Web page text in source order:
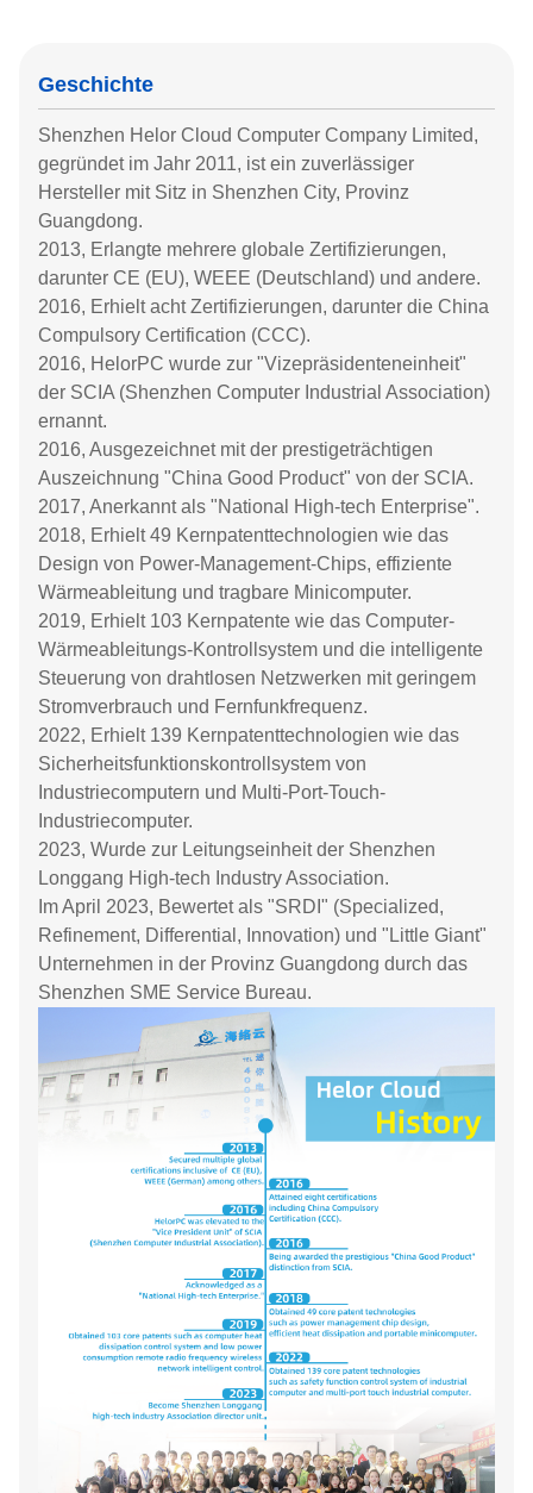
Geschichte
Shenzhen Helor Cloud Computer Company Limited,
gegründet im Jahr 2011, ist ein zuverlässiger
Hersteller mit Sitz in Shenzhen City, Provinz
Guangdong.
2013, Erlangte mehrere globale Zertifizierungen,
darunter CE (EU), WEEE (Deutschland) und andere.
2016, Erhielt acht Zertifizierungen, darunter die China
Compulsory Certification (CCC).
2016, HelorPC wurde zur "Vizepräsidenteneinheit"
der SCIA (Shenzhen Computer Industrial Association)
ernannt.
2016, Ausgezeichnet mit der prestigeträchtigen
Auszeichnung "China Good Product" von der SCIA.
2017, Anerkannt als "National High-tech Enterprise".
2018, Erhielt 49 Kernpatenttechnologien wie das
Design von Power-Management-Chips, effiziente
Wärmeableitung und tragbare Minicomputer.
2019, Erhielt 103 Kernpatente wie das Computer-
Wärmeableitungs-Kontrollsystem und die intelligente
Steuerung von drahtlosen Netzwerken mit geringem
Stromverbrauch und Fernfunkfrequenz.
2022, Erhielt 139 Kernpatenttechnologien wie das
Sicherheitsfunktionskontrollsystem von
Industriecomputern und Multi-Port-Touch-
Industriecomputer.
2023, Wurde zur Leitungseinheit der Shenzhen
Longgang High-tech Industry Association.
Im April 2023, Bewertet als "SRDI" (Specialized,
Refinement, Differential, Innovation) und "Little Giant"
Unternehmen in der Provinz Guangdong durch das
Shenzhen SME Service Bureau.